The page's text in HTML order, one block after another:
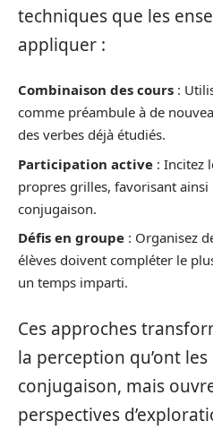
techniques que les
appliquer :
Combinaison des cours :
comme préambule à de
des verbes déjà étudiés.
Participation active : Incitez
propres grilles, favorisant
conjugaison.
Défis en groupe : Organisez
élèves doivent compléter le
un temps imparti.
Ces approches
la perception qu’ont les
conjugaison, mais
perspectives